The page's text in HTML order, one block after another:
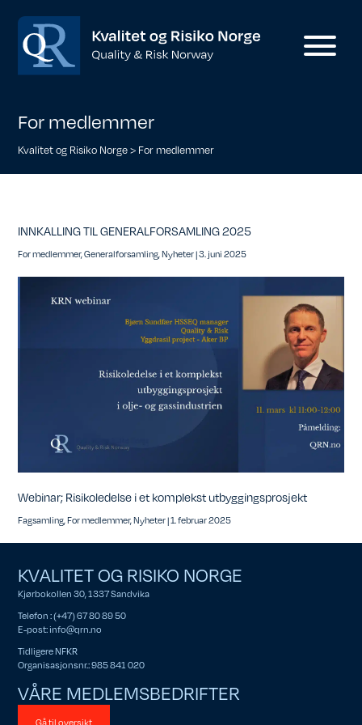
For medlemmer
Kvalitet og Risiko Norge> For medlemmer
INNKALLING TIL GENERALFORSAMLING 2025
For medlemmer,Generalforsamling,Nyheter|3. juni 2025
Webinar; Risikoledelse i et komplekst utbyggingsprosjekt
Fagsamling,For medlemmer,Nyheter|1. februar 2025
KVALITET OG RISIKO NORGE
Kjørbokollen 30, 1337 Sandvika
Telefon : (+47) 67 80 89 50
E-post:info@qrn.no
Tidligere NFKR
Organisasjonsnr.: 985 841 020
VÅRE MEDLEMSBEDRIFTER
Gå til oversikt